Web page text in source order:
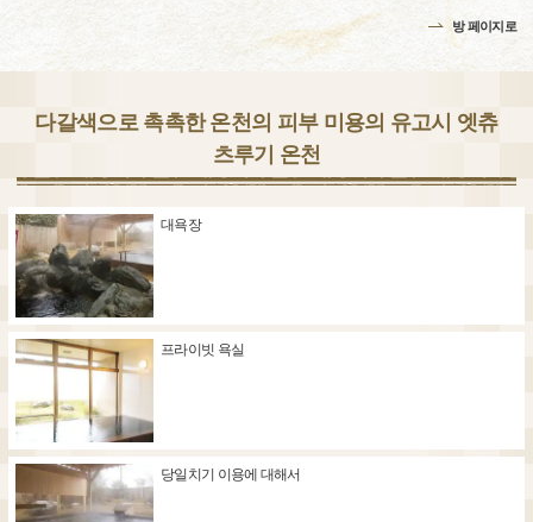
방 페이지로
다갈색으로 촉촉한 온천의 피부 미용의 유고시 엣츄
츠루기 온천
대욕장
프라이빗 욕실
당일치기 이용에 대해서